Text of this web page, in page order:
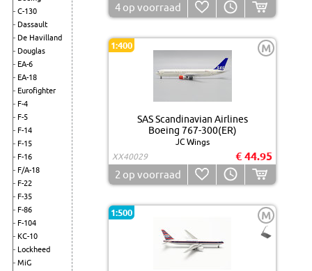
C-130
Dassault
De Havilland
Douglas
EA-6
EA-18
Eurofighter
F-4
F-5
F-14
F-15
F-16
F/A-18
F-22
F-35
F-86
F-104
KC-10
Lockheed
MiG
4 op voorraad
1:400 M
SAS Scandinavian Airlines
Boeing 767-300(ER)
JC Wings
XX40029
€ 44.95
2 op voorraad
1:500 M